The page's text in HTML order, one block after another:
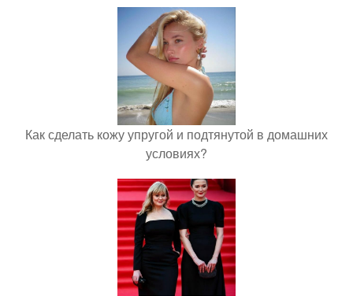
Как сделать кожу упругой и подтянутой в домашних
условиях?